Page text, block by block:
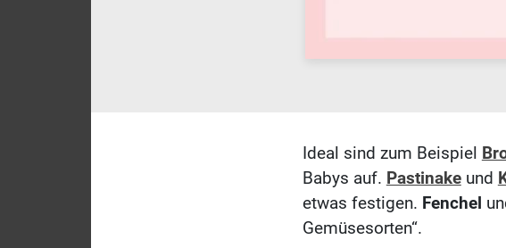
Ideal sind zum Beispiel
Babys auf. Pastinake und
etwas festigen. Fenchel
Gemüsesorten“.